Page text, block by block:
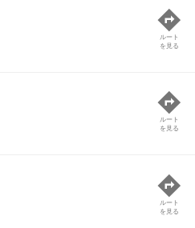
ルート
を見る
ルート
を見る
ルート
を見る